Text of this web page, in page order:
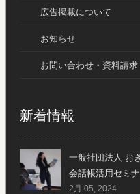
広告掲載について
お知らせ
お問い合わせ・資料請求
新着情報
一般社団法人 お
会話帳活用セミナ
2月 05, 2024